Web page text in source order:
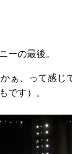
ーの最後。
かぁ、って感
です）。